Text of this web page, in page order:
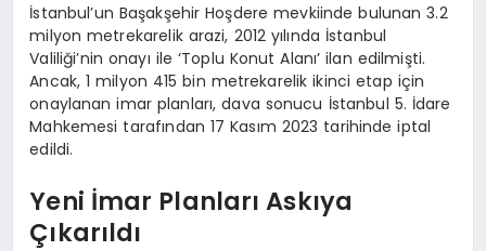
İstanbul’un Başakşehir Hoşdere mevkiinde bulunan 3.2
milyon metrekarelik arazi, 2012 yılında İstanbul
Valiliği’nin onayı ile ‘Toplu Konut Alanı’ ilan edilmişti.
Ancak, 1 milyon 415 bin metrekarelik ikinci etap için
onaylanan imar planları, dava sonucu İstanbul 5. İdare
Mahkemesi tarafından 17 Kasım 2023 tarihinde iptal
edildi.
Yeni İmar Planları Askıya
Çıkarıldı